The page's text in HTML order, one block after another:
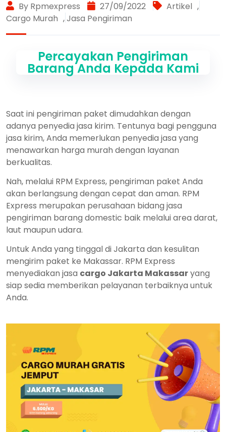
By Rpmexpress 27/09/2022 Artikel ,
Cargo Murah ,Jasa Pengiriman
Percayakan Pengiriman
Barang Anda Kepada Kami
Saat ini pengiriman paket dimudahkan dengan
adanya penyedia jasa kirim. Tentunya bagi pengguna
jasa kirim, Anda memerlukan penyedia jasa yang
menawarkan harga murah dengan layanan
berkualitas.
Nah, melalui RPM Express, pengiriman paket Anda
akan berlangsung dengan cepat dan aman. RPM
Express merupakan perusahaan bidang jasa
pengiriman barang domestic baik melalui area darat,
laut maupun udara.
Untuk Anda yang tinggal di Jakarta dan kesulitan
mengirim paket ke Makassar. RPM Express
menyediakan jasa cargo Jakarta Makassaryang
siap sedia memberikan pelayanan terbaiknya untuk
Anda.